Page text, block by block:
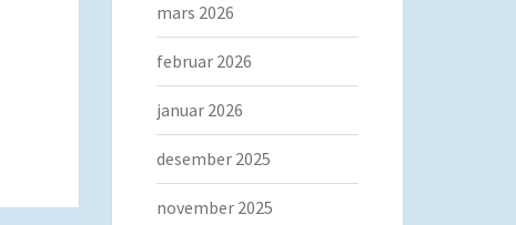
mars 2026
februar 2026
januar 2026
desember 2025
november 2025